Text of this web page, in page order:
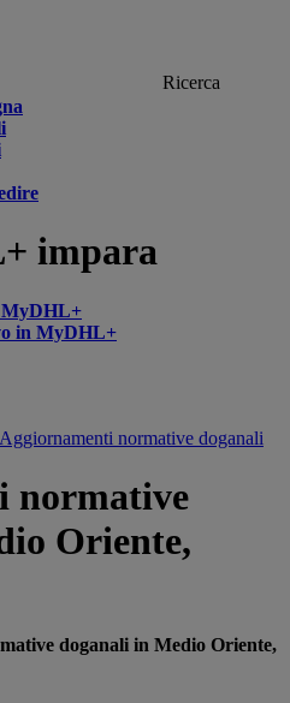
impara
MyDHL+
in MyDHL+
Ricerca
Aggiornamenti normative doganali
normative
Oriente,
doganali in Medio Oriente,